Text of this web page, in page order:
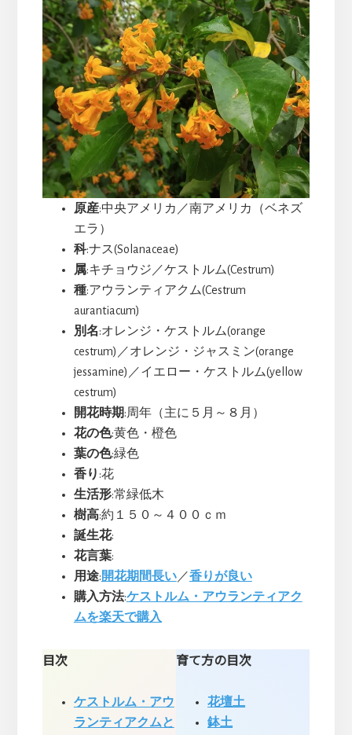
原産:中央アメリカ／南アメリカ（ベネズ
エラ）
科:ナス(Solanaceae)
属:キチョウジ／ケストルム(Cestrum)
種:アウランティアクム(Cestrum
aurantiacum)
別名:オレンジ・ケストルム(orange
cestrum)／オレンジ・ジャスミン(orange
jessamine)／イエロー・ケストルム(yellow
cestrum)
開花時期:周年（主に５月～８月）
花の色:黄色・橙色
葉の色:緑色
香り :花
生活形:常緑低木
樹高:約１５０～４００ｃｍ
誕生花:
花言葉:
用途:開花期間長い／香りが良い
購入方法:ケストルム・アウランティアク
ムを楽天で購入
目次
ケストルム・アウ
ランティアクムと
育て方の目次
花壇土
鉢土